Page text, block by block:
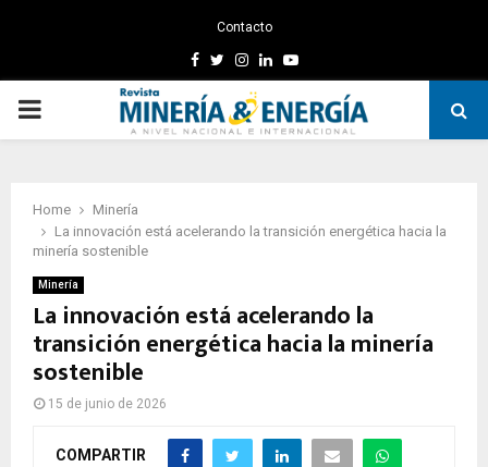
Contacto
Facebook
TwitterInstagram
LinkedinYoutube
PRIMARY
Home
Minería
La innovación está acelerando la transición energética hacia la
minería sostenible
Minería
La innovación está acelerando la
transición energética hacia la minería
sostenible
15 de junio de 2026
COMPARTIR